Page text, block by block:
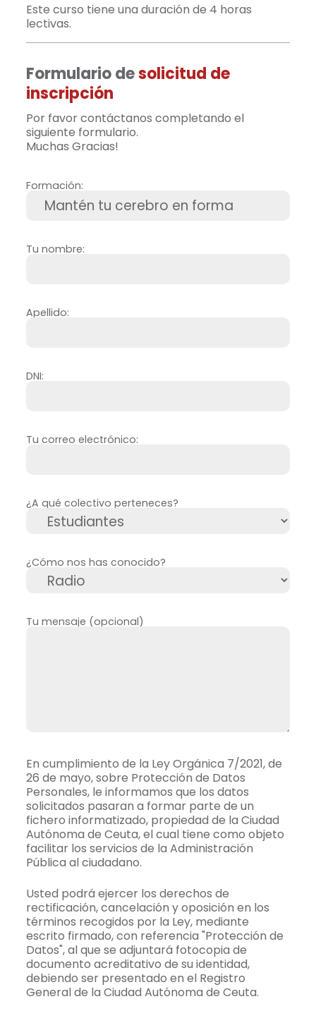
Este curso tiene una duración de 4 horas
lectivas.
Formulario desolicitud de
inscripción
Por favor contáctanos completando el
siguiente formulario.
Muchas Gracias!
Formación:
Tu nombre:
Apellido:
DNI:
Tu correo electrónico:
¿A qué colectivo perteneces?
¿Cómo nos has conocido?
Tu mensaje (opcional)
En cumplimiento de la Ley Orgánica 7/2021, de
26 de mayo, sobre Protección de Datos
Personales, le informamos que los datos
solicitados pasaran a formar parte de un
fichero informatizado, propiedad de la Ciudad
Autónoma de Ceuta, el cual tiene como objeto
facilitar los servicios de la Administración
Pública al ciudadano.
Usted podrá ejercer los derechos de
rectificación, cancelación y oposición en los
términos recogidos por la Ley, mediante
escrito firmado, con referencia "Protección de
Datos", al que se adjuntará fotocopia de
documento acreditativo de su identidad,
debiendo ser presentado en el Registro
General de la Ciudad Autónoma de Ceuta.